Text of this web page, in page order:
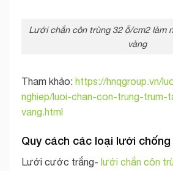
Lưới chắn côn trùng 32 ỗ/cm2 làm
vàng
Tham khảo: https://hnqgroup.vn/
nghiep/luoi-chan-con-trung-trum-
vang.html
Quy cách các loại lưới chống
Lưới cước trắng- lưới chắn côn